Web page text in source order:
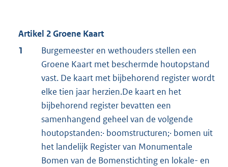
Artikel 2 Groene Kaart
1
Burgemeester en wethouders stellen een
Groene Kaart met beschermde houtopstand
vast. De kaart met bijbehorend register wordt
elke tien jaar herzien.De kaart en het
bijbehorend register bevatten een
samenhangend geheel van de volgende
houtopstanden:· boomstructuren;· bomen uit
het landelijk Register van Monumentale
Bomen van de Bomenstichting en lokale- en